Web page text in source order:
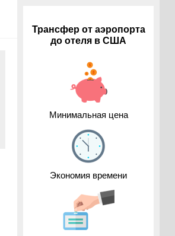
Трансфер от аэропорта
до отеля в США
Минимальная цена
Экономия времени